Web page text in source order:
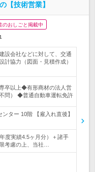
【技術営業】
のおしごと掲載中
設会社などに対して、交通
計協力（図面・見積作成）
卒以上◆有形商材の法人営
問） ◆普通自動車運転免許
ター 10階 【雇入れ直後】
度実績4.5ヶ月分）＋諸手
考慮の上、当社…